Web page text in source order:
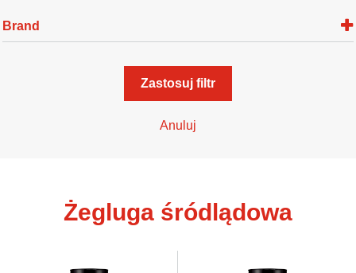
Brand
Zastosuj filtr
Anuluj
Żegluga śródlądowa